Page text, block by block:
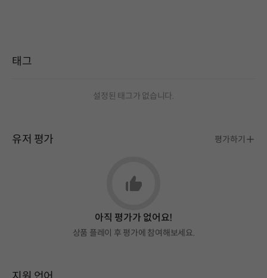
태그
설정된 태그가 없습니다.
유저 평가 평가하기
아직 평가가 없어요!
상품 플레이 후 평가에 참여해보세요.